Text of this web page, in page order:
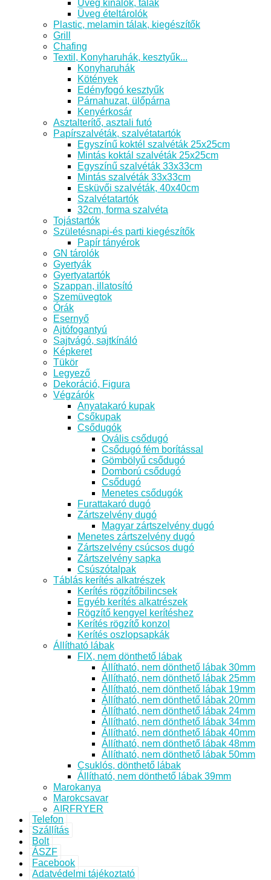
Üveg kínálók, tálak
Üveg ételtárolók
Plastic, melamin tálak, kiegészítők
Grill
Chafing
Textil, Konyharuhák, kesztyűk...
Konyharuhák
Kötények
Edényfogó kesztyűk
Párnahuzat, ülőpárna
Kenyérkosár
Asztalterítő, asztali futó
Papírszalvéták, szalvétatartók
Egyszínű koktél szalvéták 25x25cm
Mintás koktál szalvéták 25x25cm
Egyszínű szalvéták 33x33cm
Mintás szalvéták 33x33cm
Esküvői szalvéták, 40x40cm
Szalvétatartók
32cm, forma szalvéta
Tojástartók
Születésnapi-és parti kiegészítők
Papír tányérok
GN tárolók
Gyertyák
Gyertyatartók
Szappan, illatosító
Szemüvegtok
Órák
Esernyő
Ajtófogantyú
Sajtvágó, sajtkínáló
Képkeret
Tükör
Legyező
Dekoráció, Figura
Végzárók
Anyatakaró kupak
Csőkupak
Csődugók
Ovális csődugó
Csődugó fém borítással
Gömbölyű csődugó
Domború csődugó
Csődugó
Menetes csődugók
Furattakaró dugó
Zártszelvény dugó
Magyar zártszelvény dugó
Menetes zártszelvény dugó
Zártszelvény csúcsos dugó
Zártszelvény sapka
Csúszótalpak
Táblás kerítés alkatrészek
Kerítés rögzítőbilincsek
Egyéb kerítés alkatrészek
Rögzítő kengyel kerítéshez
Kerítés rögzítő konzol
Kerítés oszlopsapkák
Állítható lábak
FIX, nem dönthető lábak
Állítható, nem dönthető lábak 30mm
Állítható, nem dönthető lábak 25mm
Állítható, nem dönthető lábak 19mm
Állítható, nem dönthető lábak 20mm
Állítható, nem dönthető lábak 24mm
Állítható, nem dönthető lábak 34mm
Állítható, nem dönthető lábak 40mm
Állítható, nem dönthető lábak 48mm
Állítható, nem dönthető lábak 50mm
Csuklós, dönthető lábak
Állítható, nem dönthető lábak 39mm
Marokanya
Marokcsavar
AIRFRYER
Telefon
Szállítás
Bolt
ÁSZF
Facebook
Adatvédelmi tájékoztató